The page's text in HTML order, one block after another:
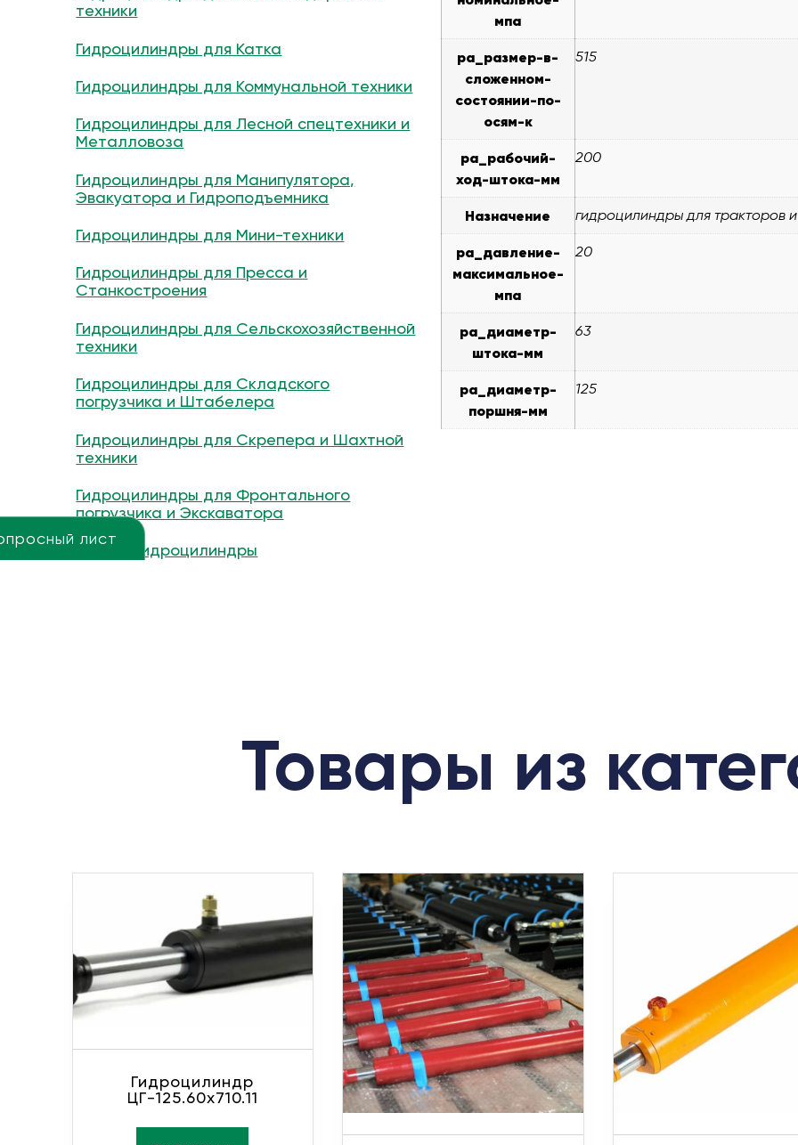
лист
техники
Гидроцилиндры для Катка
Гидроцилиндры для Коммунальной техники
Гидроцилиндры для Лесной спецтехники и
Металловоза
Гидроцилиндры для Манипулятора,
Эвакуатора и Гидроподъемника
Гидроцилиндры для Мини-техники
Гидроцилиндры для Пресса и
Станкостроения
Гидроцилиндры для Сельскохозяйственной
техники
Гидроцилиндры для Складского
погрузчика и Штабелера
Гидроцилиндры для Скрепера и Шахтной
техники
Гидроцилиндры для Фронтального
погрузчика и Экскаватора
Другие гидроцилиндры
мпа
pa_размер-в-
сложенном-
состоянии-по-
осям-к
515
pa_рабочий-
ход-штока-мм
200
Назначение гидроцилиндры для тракторов
pa_давление-
максимальное-
мпа
20
pa_диаметр-
штока-мм
63
pa_диаметр-
поршня-мм
125
Товары из
Гидроцилиндр
ЦГ-125.60х710.11